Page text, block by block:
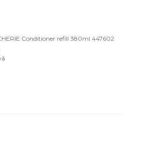
Conditioner refill 380ml 447602